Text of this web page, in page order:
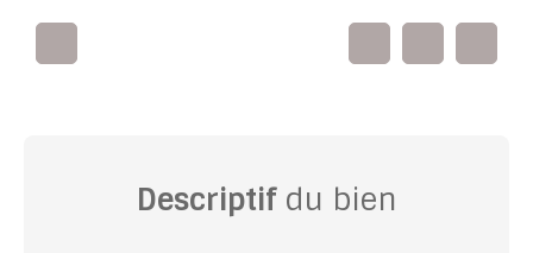
Descriptifdu bien